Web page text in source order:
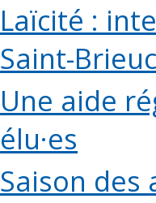
Laïcité :
Saint-Brieuc
Une aide
élu·es
Saison des